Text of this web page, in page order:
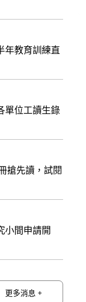
年教育訓練直
單位工讀生錄
搶先讀，試閱
小間申請開
更多消息 +